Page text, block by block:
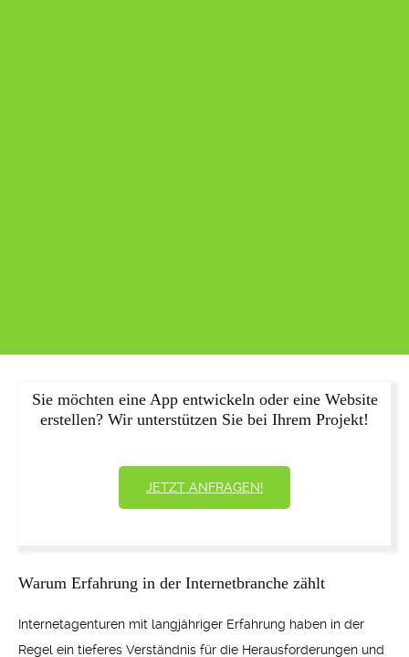
Sie möchten eine App entwickeln oder eine Website
erstellen? Wir unterstützen Sie bei Ihrem Projekt!
JETZT ANFRAGEN!
Warum Erfahrung in der Internetbranche zählt
Internetagenturen mit langjähriger Erfahrung haben in der
Regel ein tieferes Verständnis für die Herausforderungen und